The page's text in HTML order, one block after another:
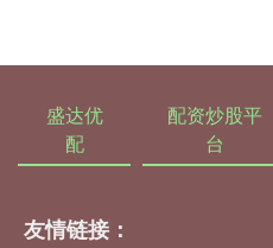
盛达优
配
配资炒股平
台
友情链接：